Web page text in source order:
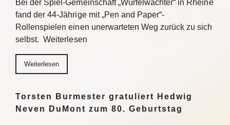
Bei der Spiel-Gemeinschaft „Würfelwächter“ in Rheine
fand der 44-Jährige mit „Pen and Paper“-
Rollenspielen einen unerwarteten Weg zurück zu sich
selbst. Weiterlesen
Weiterlesen
Torsten Burmester gratuliert Hedwig
Neven DuMont zum 80. Geburtstag